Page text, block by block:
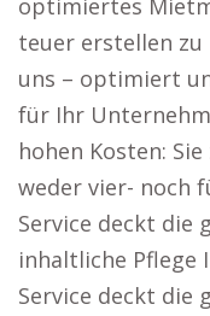
optimiertes
teuer erstellen zu
uns – optimiert
für Ihr
hohen Kosten:
weder vier- noch
Service deckt die
inhaltliche Pflege
Service deckt die